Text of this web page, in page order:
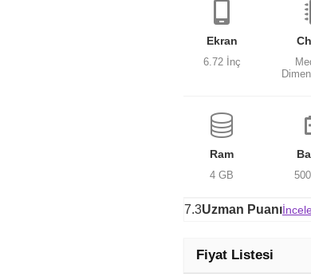
Ekran
6.72 İnç
Ram
4 GB
7.3Uzman Puanı
Fiyat Listesi